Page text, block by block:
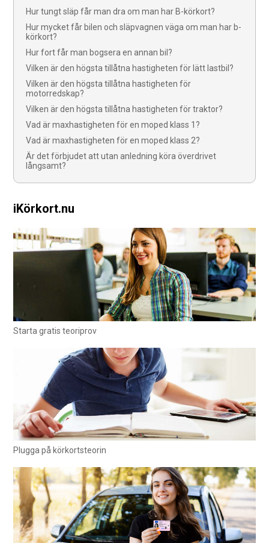
Hur tungt släp får man dra om man har B-körkort?
Hur mycket får bilen och släpvagnen väga om man har b-
körkort?
Hur fort får man bogsera en annan bil?
Vilken är den högsta tillåtna hastigheten för lätt lastbil?
Vilken är den högsta tillåtna hastigheten för
motorredskap?
Vilken är den högsta tillåtna hastigheten för traktor?
Vad är maxhastigheten för en moped klass 1?
Vad är maxhastigheten för en moped klass 2?
Är det förbjudet att utan anledning köra överdrivet
långsamt?
iKörkort.nu
Starta gratis teoriprov
Plugga på körkortsteorin